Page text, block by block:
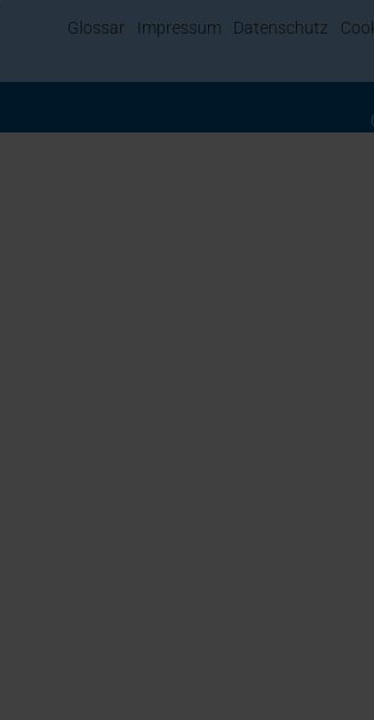
Glossar Impressum Datenschutz